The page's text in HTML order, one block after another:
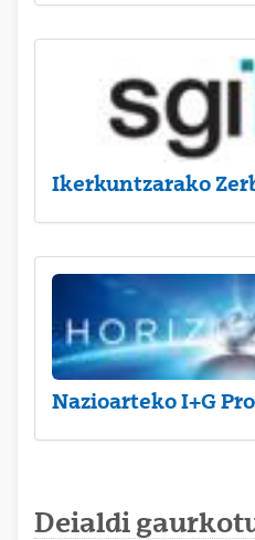
Ikerkuntzarako
Nazioarteko I+G
Deialdi